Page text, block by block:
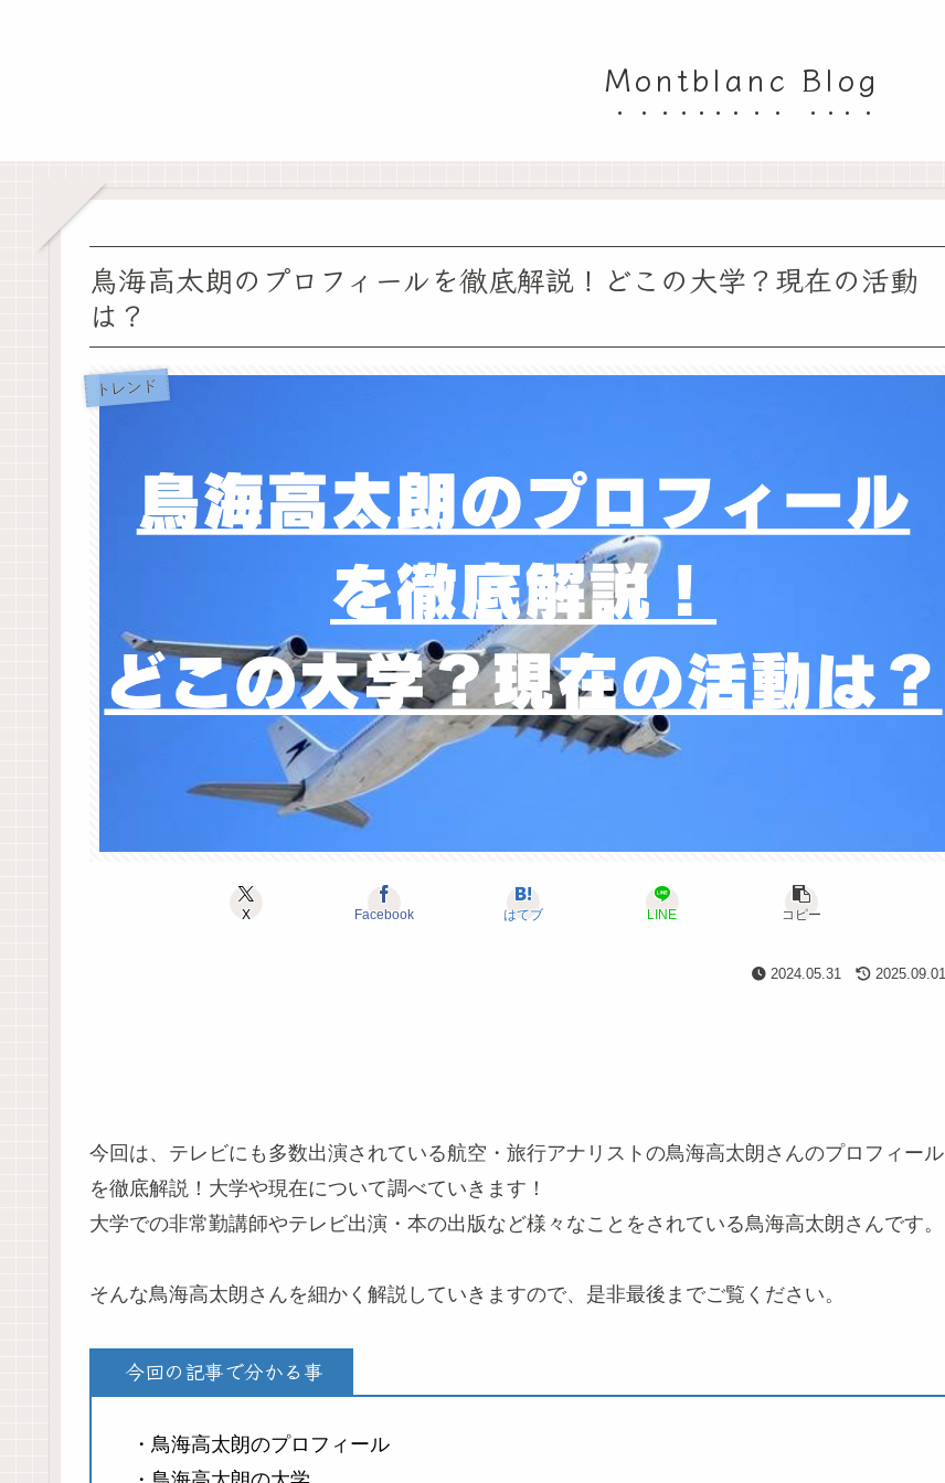
Montblanc Blog
鳥海高太朗のプロフィールを徹底解説！どこの大学？現在の活動
は？
トレンド
X Facebook はてブ LINE コピー
2024.05.31 2025.09.01
今回は、テレビにも多数出演されている航空・旅行アナリストの鳥海高太朗さんのプロフィール
を徹底解説！大学や現在について調べていきます！
大学での非常勤講師やテレビ出演・本の出版など様々なことをされている鳥海高太朗さんです。
そんな鳥海高太朗さんを細かく解説していきますので、是非最後までご覧ください。
今回の記事で分かる事
・鳥海高太朗のプロフィール